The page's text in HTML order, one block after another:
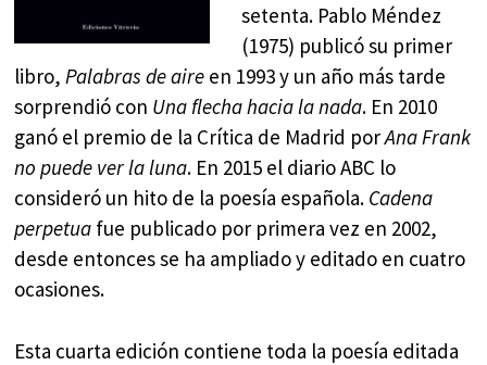
setenta. Pablo Méndez
(1975) publicó su primer
libro,Palabras de aire en 1993 y un año más tarde
sorprendió con Una flecha hacia la nada. En 2010
ganó el premio de la Crítica de Madrid porAna Frank
no puede ver la luna. En 2015 el diario ABC lo
consideró un hito de la poesía española. Cadena
perpetua fue publicado por primera vez en 2002,
desde entonces se ha ampliado y editado en cuatro
ocasiones.
Esta cuarta edición contiene toda la poesía editada